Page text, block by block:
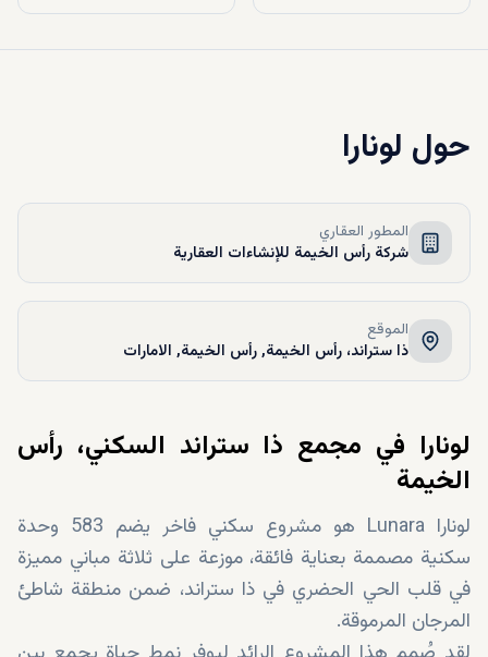
حول لونارا
المطور العقاري
شركة رأس الخيمة للإنشاءات العقارية
الموقع
ذا ستراند، رأس الخيمة, رأس الخيمة, الامارات
لونارا في مجمع ذا ستراند السكني، رأس
الخيمة
لونارا Lunara هو مشروع سكني فاخر يضم 583 وحدة
سكنية مصممة بعناية فائقة، موزعة على ثلاثة مباني مميزة
في قلب الحي الحضري في ذا ستراند، ضمن منطقة شاطئ
المرجان المرموقة.